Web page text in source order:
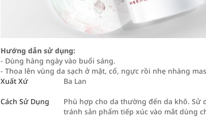
Hướng dẫn sử dụng:
- Dùng hàng ngày vào buổi sáng.
- Thoa lên vùng da sạch ở mặt, cổ, ngực rồi nhẹ nhàng
Xuất Xứ
Ba Lan
Cách Sử Dụng
Phù hợp cho da thường đến da khô. Sử
tránh sản phẩm tiếp xúc vào mắt dùng